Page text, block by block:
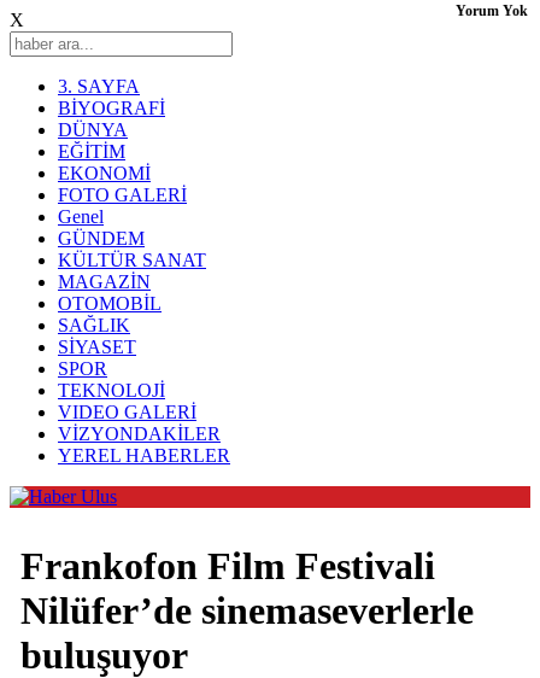
X
3. SAYFA
BİYOGRAFİ
DÜNYA
EĞİTİM
EKONOMİ
FOTO GALERİ
Genel
GÜNDEM
KÜLTÜR SANAT
MAGAZİN
OTOMOBİL
SAĞLIK
SİYASET
SPOR
TEKNOLOJİ
VIDEO GALERİ
VİZYONDAKİLER
YEREL HABERLER
Frankofon Film Festivali
Nilüfer’de sinemaseverlerle
buluşuyor
Yorum Yok